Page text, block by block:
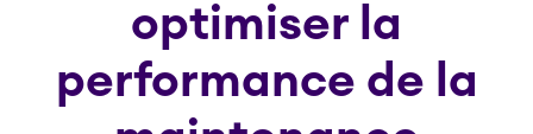
optimiser la
performance de la